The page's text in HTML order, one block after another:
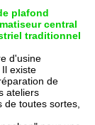
plafond
central
traditionnel
d'usine
Il existe
de
ateliers
toutes sortes,